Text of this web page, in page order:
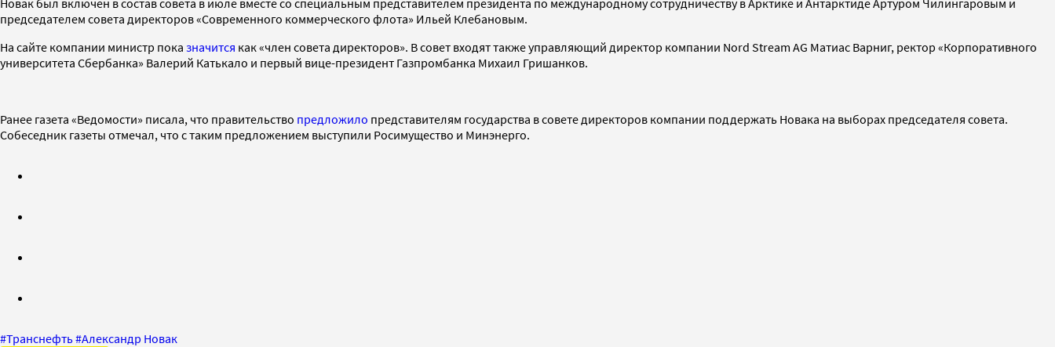
председателем совета директоров «Современного коммерческого флота» Ильей Клебановым.
На сайте компании министр пока значится как «член совета директоров». В совет входят также управляющий директор компании Nord Stream AG Матиас Варниг, ректор «Корпоративного
университета Сбербанка» Валерий Катькало и первый вице-президент Газпромбанка Михаил Гришанков.
Ранее газета «Ведомости» писала, что правительство предложило представителям государства в совете директоров компании поддержать Новака на выборах председателя совета.
Собеседник газеты отмечал, что с таким предложением выступили Росимущество и Минэнерго.
#Транснефть#Александр Новак